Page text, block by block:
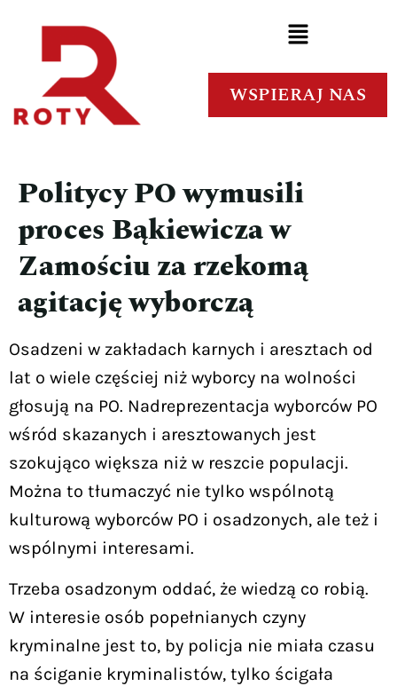
WSPIERAJ NAS
Politycy PO wymusili
proces Bąkiewicza w
Zamościu za rzekomą
agitację wyborczą
Osadzeni w zakładach karnych i aresztach od
lat o wiele częściej niż wyborcy na wolności
głosują na PO. Nadreprezentacja wyborców PO
wśród skazanych i aresztowanych jest
szokująco większa niż w reszcie populacji.
Można to tłumaczyć nie tylko wspólnotą
kulturową wyborców PO i osadzonych, ale też i
wspólnymi interesami.
Trzeba osadzonym oddać, że wiedzą co robią.
W interesie osób popełnianych czyny
kryminalne jest to, by policja nie miała czasu
na ściganie kryminalistów, tylko ścigała